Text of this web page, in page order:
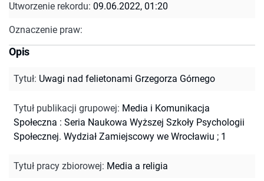
Utworzenie rekordu: 09.06.2022, 01:20
Oznaczenie praw:
Opis
Tytuł: Uwagi nad felietonami Grzegorza Górnego
Tytuł publikacji grupowej: Media i Komunikacja
Społeczna : Seria Naukowa Wyższej Szkoły Psychologii
Społecznej. Wydział Zamiejscowy we Wrocławiu ; 1
Tytuł pracy zbiorowej: Media a religia